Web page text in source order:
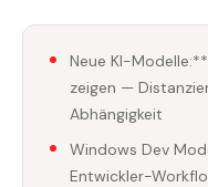
Neue KI-
zeigen —
Abhängigkeit
Windows Dev
Entwickler-